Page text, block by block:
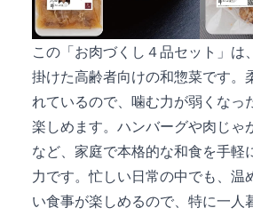
この「お肉づくし４品セット」は
掛けた高齢者向けの和惣菜です。
れているので、噛む力が弱くなっ
楽しめます。ハンバーグや肉じゃ
など、家庭で本格的な和食を手軽
力です。忙しい日常の中でも、温
い食事が楽しめるので、特に一人